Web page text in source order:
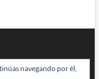
navegando por él,